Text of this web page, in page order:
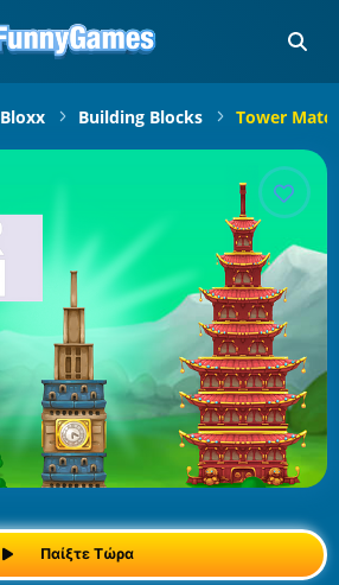
Bloxx Building Blocks Tower
Παίξτε Τώρα